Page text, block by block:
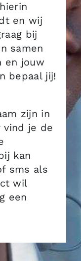
en wij
bij
samen
en jouw
bepaal jij!
zijn in
vind je de
kan
sms als
wil
een